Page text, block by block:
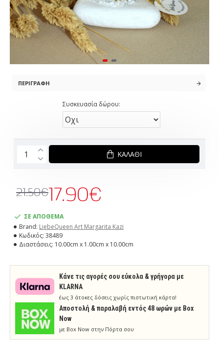
ΠΕΡΙΓΡΑΦΉ
ΣΕ ΑΠΟΘΕΜΑ
Brand: LiebeQueen Art Margarita Kazi
Κωδικός: 38489
Διαστάσεις: 10.00cm x 1.00cm x 10.00cm
17.90€
21.50€
Συσκευασία δώρου:
ΚΑΛΆΘΙ
Κάνε τις αγορές σου εύκολα & γρήγορα με
KLARNA
έως 3 άτοκες δόσεις χωρίς πιστωτική κάρτα!
Aποστολή & παραλαβή εντός 48 ωρών με Box
Now
με Box Now στην Πόρτα σου